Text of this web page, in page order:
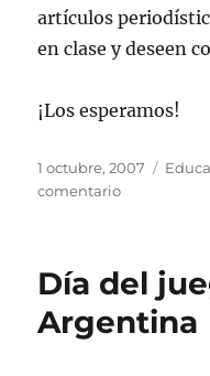
artículos
en clase y deseen
¡Los esperamos!
Publicado
el
1 octubre, 2007
comentarioen
mundo
Día del
Argentina